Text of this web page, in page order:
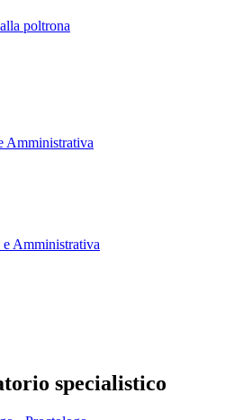
specialistico